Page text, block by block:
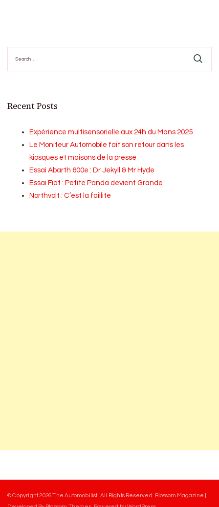
for:
Recent Posts
Expérience multisensorielle aux 24h du Mans 2025
Le Moniteur Automobile fait son retour dans les
kiosques et maisons de la presse
Essai Abarth 600e : Dr Jekyll & Mr Hyde
Essai Fiat : Petite Panda devient Grande
Northvolt : C’est la faillite
© Copyright 2026The Automobilist. All Rights Reserved. Blossom Magazine |